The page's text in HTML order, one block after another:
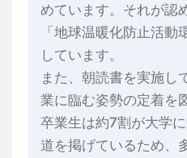
めています。それが認
「地球温暖化防止活
しています。
また、朝読書を実施し
業に臨む姿勢の定着を
卒業生は約7割が大学
道を掲げているため、